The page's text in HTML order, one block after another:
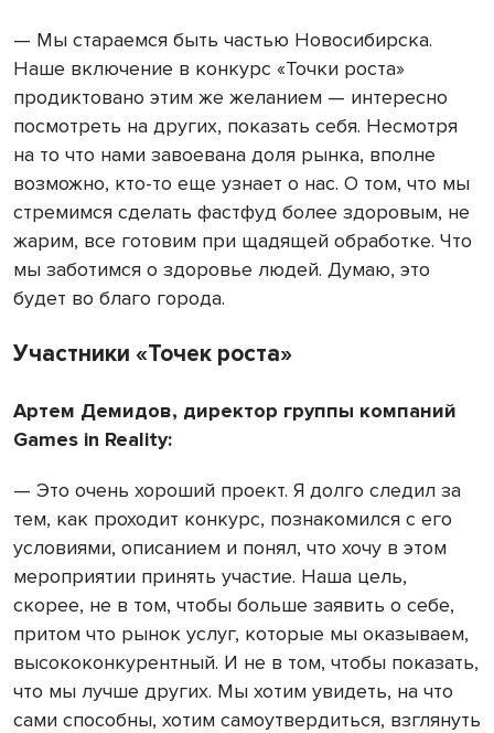
— Мы стараемся быть частью Новосибирска.
Наше включение в конкурс «Точки роста»
продиктовано этим же желанием — интересно
посмотреть на других, показать себя. Несмотря
на то что нами завоевана доля рынка, вполне
возможно, кто-то еще узнает о нас. О том, что мы
стремимся сделать фастфуд более здоровым, не
жарим, все готовим при щадящей обработке. Что
мы заботимся о здоровье людей. Думаю, это
будет во благо города.
Участники «Точек роста»
Артем Демидов, директор группы компаний
Games in Reality:
— Это очень хороший проект. Я долго следил за
тем, как проходит конкурс, познакомился с его
условиями, описанием и понял, что хочу в этом
мероприятии принять участие. Наша цель,
скорее, не в том, чтобы больше заявить о себе,
притом что рынок услуг, которые мы оказываем,
высококонкурентный. И не в том, чтобы показать,
что мы лучше других. Мы хотим увидеть, на что
сами способны, хотим самоутвердиться, взглянуть